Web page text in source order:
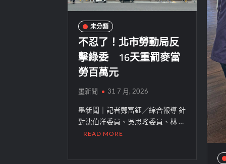
未分類
不忍了！北市勞動局反
擊綠委 16天重罰麥當
勞百萬元
墨新聞 31 7 月, 2026
墨新聞｜記者鄭富鈺／綜合報導 針
對沈伯洋委員、吳思瑤委員、林 …
READ MORE